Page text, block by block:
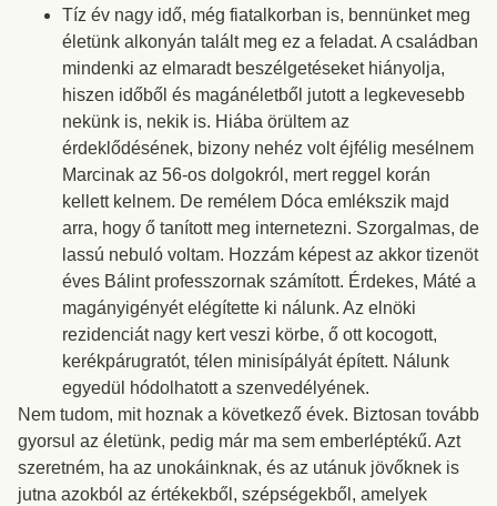
Tíz év nagy idő, még fiatalkorban is, bennünket meg
életünk alkonyán talált meg ez a feladat. A családban
mindenki az elmaradt beszélgetéseket hiányolja,
hiszen időből és magánéletből jutott a legkevesebb
nekünk is, nekik is. Hiába örültem az
érdeklődésének, bizony nehéz volt éjfélig mesélnem
Marcinak az 56-os dolgokról, mert reggel korán
kellett kelnem. De remélem Dóca emlékszik majd
arra, hogy ő tanított meg internetezni. Szorgalmas, de
lassú nebuló voltam. Hozzám képest az akkor tizenöt
éves Bálint professzornak számított. Érdekes, Máté a
magányigényét elégítette ki nálunk. Az elnöki
rezidenciát nagy kert veszi körbe, ő ott kocogott,
kerékpárugratót, télen minisípályát épített. Nálunk
egyedül hódolhatott a szenvedélyének.
Nem tudom, mit hoznak a következő évek. Biztosan tovább
gyorsul az életünk, pedig már ma sem emberléptékű. Azt
szeretném, ha az unokáinknak, és az utánuk jövőknek is
jutna azokból az értékekből, szépségekből, amelyek